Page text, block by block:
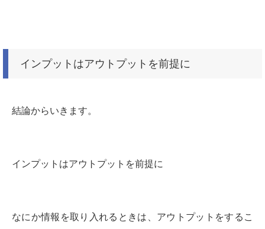
インプットはアウトプットを前提に
結論からいきます。
インプットはアウトプットを前提に
なにか情報を取り入れるときは、アウトプットをするこ